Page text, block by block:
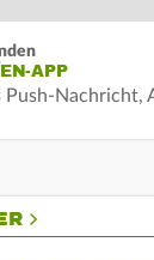
APP
Push-